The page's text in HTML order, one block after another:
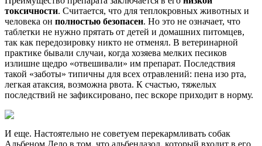
токсичности. Считается, что для теплокровных животных и
человека он полностью безопасен. Но это не означает, что
таблетки не нужно прятать от детей и домашних питомцев,
так как передозировку никто не отменял. В ветеринарной
практике бывали случаи, когда хозяева мелких песиков
излишне щедро «отвешивали» им препарат. Последствия
такой «заботы» типичны для всех отравлений: пена изо рта,
легкая атаксия, возможна рвота. К счастью, тяжелых
последствий не зафиксировано, пес вскоре приходит в норму.
И еще. Настоятельно не советуем перекармливать собак
Альбеном.Дело в том, что альбендазол, который входит в его